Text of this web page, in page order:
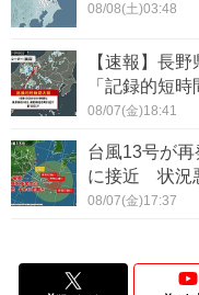
08/08(土)03:48
【速報】長
「記録的短
08/07(金)18:41
台風13号が
に接近 状況
08/07(金)17:37